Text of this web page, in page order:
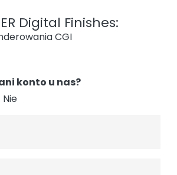
Digital Finishes:
CGI
konto u nas?
Nie